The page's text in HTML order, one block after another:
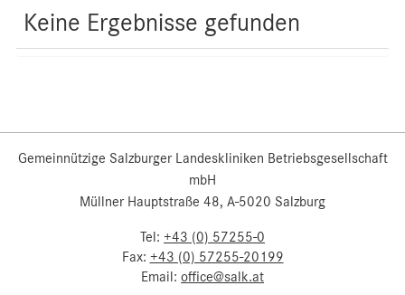
Keine Ergebnisse gefunden
Gemeinnützige Salzburger Landeskliniken Betriebsgesellschaft
mbH
Müllner Hauptstraße 48, A-5020 Salzburg
Tel: +43 (0) 57255-0
Fax: +43 (0) 57255-20199
Email: office@salk.at